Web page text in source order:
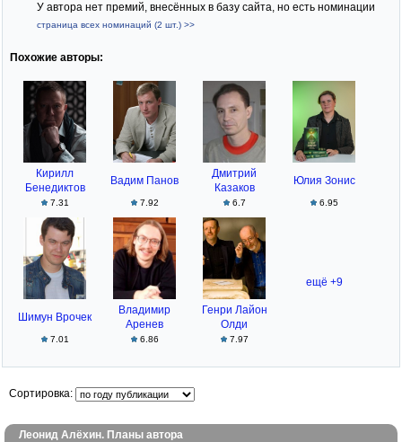
У автора нет премий, внесённых в базу сайта, но есть номинации
страница всех номинаций (2 шт.) >>
Похожие авторы:
Кирилл
Бенедиктов
7.31
Вадим Панов
7.92
Дмитрий
Казаков
6.7
Юлия Зонис
6.95
Шимун Врочек
7.01
Владимир
Аренев
6.86
Генри Лайон
Олди
7.97
ещё +9
Сортировка:
Леонид Алёхин. Планы автора